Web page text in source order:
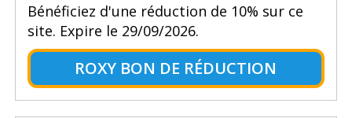
Bénéficiez d'une réduction de 10% sur ce
site. Expire le 29/09/2026.
ROXY BON DE RÉDUCTION